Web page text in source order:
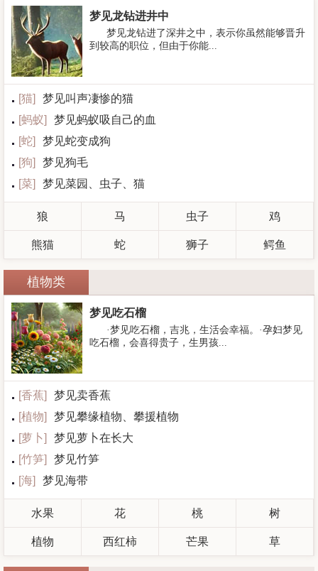
梦见龙钻进井中
梦见龙钻进了深井之中，表示你虽然能够晋升
到较高的职位，但由于你能...
[猫]
梦见叫声凄惨的猫
[蚂蚁]
梦见蚂蚁吸自己的血
[蛇]
梦见蛇变成狗
[狗]
梦见狗毛
[菜] 梦见菜园、虫子、猫
狼 马 虫子 鸡
熊猫 蛇 狮子 鳄鱼
植物类
梦见吃石榴
·梦见吃石榴，吉兆，生活会幸福。·孕妇梦见
吃石榴，会喜得贵子，生男孩...
[香蕉]
梦见卖香蕉
[植物]
梦见攀缘植物、攀援植物
[萝卜]
梦见萝卜在长大
[竹笋]
梦见竹笋
[海] 梦见海带
水果 花 桃 树
植物 西红柿 芒果 草